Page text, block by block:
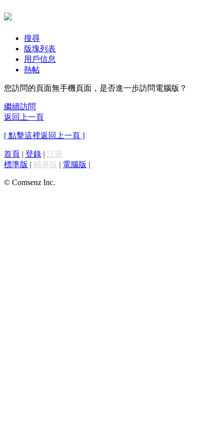
搜尋
版塊列表
用戶信息
熱帖
您訪問的頁面無手機頁面，是否進一步訪問電腦版？
繼續訪問
返回上一頁
[ 點擊這裡返回上一頁 ]
首頁 | 登錄 | 註冊
標準版 | 觸屏版 | 電腦版 |
© Comsenz Inc.